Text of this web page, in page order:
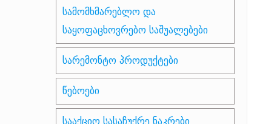
სამომხმარებლო და
საყოფაცხოვრებო საშუალებები
სარემონტო პროდუქტები
წებოები
სააქციო სასაჩუქრე ნაკრები